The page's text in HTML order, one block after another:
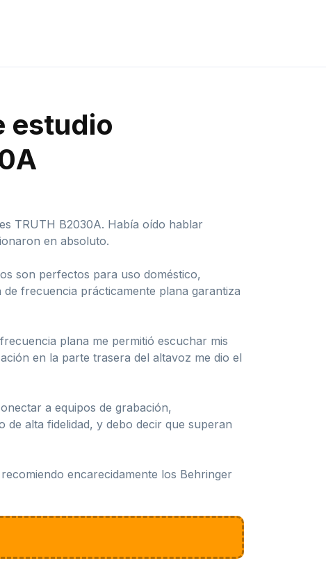
estudio
TRUTH B2030A. Había oído hablar
en absoluto.
son perfectos para uso doméstico,
frecuencia prácticamente plana garantiza
plana me permitió escuchar mis
en la parte trasera del altavoz me dio el
a equipos de grabación,
alta fidelidad, y debo decir que superan
encarecidamente los Behringer